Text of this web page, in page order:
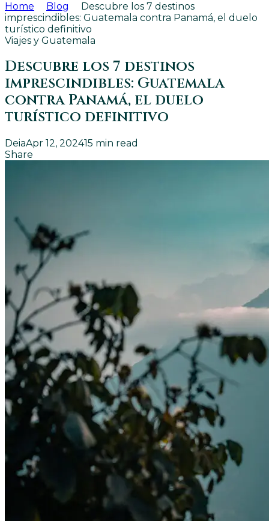
Home Blog
Descubre los 7 destinos
imprescindibles: Guatemala contra Panamá, el duelo
turístico definitivo
Viajes y Guatemala
Descubre los 7 destinos
imprescindibles: Guatemala
contra Panamá, el duelo
turístico definitivo
DeiaApr 12, 202415 min read
Share